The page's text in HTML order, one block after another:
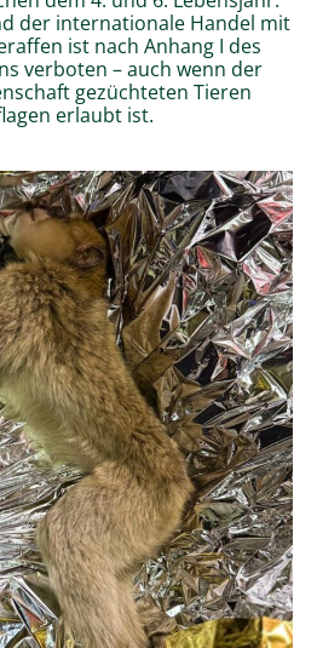
der internationale Handel mit
ist nach Anhang I des
verboten – auch wenn der
gezüchteten Tieren
erlaubt ist.